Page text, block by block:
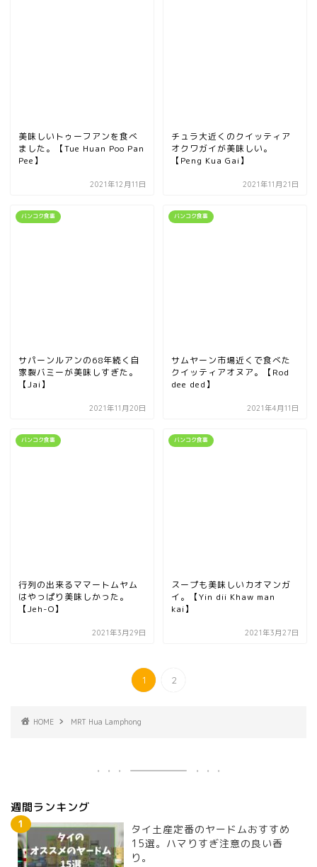
美味しいトゥーフアンを食べ
ました。【Tue Huan Poo Pan
Pee】
2021年12月11日
チュラ大近くのクイッティア
オクワガイが美味しい。
【Peng Kua Gai】
2021年11月21日
バンコク食事
サパーンルアンの68年続く自
家製バミーが美味しすぎた。
【Jai】
2021年11月20日
バンコク食事
サムヤーン市場近くで食べた
クイッティアオヌア。【Rod
dee ded】
2021年4月11日
バンコク食事
行列の出来るママートムヤム
はやっぱり美味しかった。
【Jeh-O】
2021年3月29日
バンコク食事
スープも美味しいカオマンガ
イ。【Yin dii Khaw man
kai】
2021年3月27日
1 2
HOME MRT Hua Lamphong
週間ランキング
タイ土産定番のヤードムおすすめ
15選。ハマりすぎ注意の良い香
り。